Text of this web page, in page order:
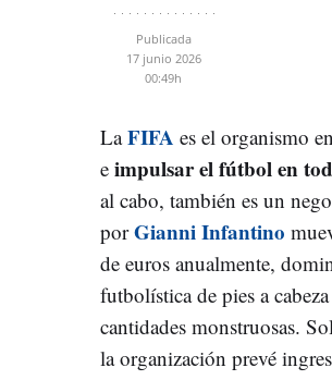
Publicada
17 junio 2026
00:49h
LaFIFA es el organismo
e impulsar el fútbol en
al cabo, también es un
por Gianni Infantino
de euros anualmente,
futbolística de pies a
cantidades monstruosas.
la organización prevé